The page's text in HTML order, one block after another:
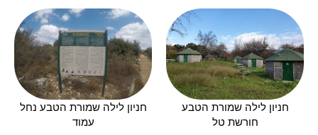
חניון לילה שמורת הטבע
חורשת טל
חניון לילה שמורת הטבע נחל
עמוד